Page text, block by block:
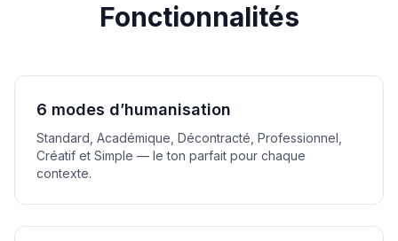
Fonctionnalités
6 modes d’humanisation
Standard, Académique, Décontracté, Professionnel,
Créatif et Simple — le ton parfait pour chaque
contexte.